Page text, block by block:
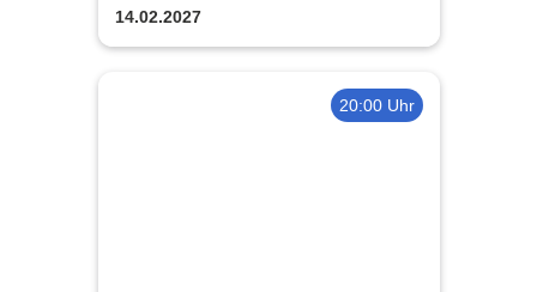
14.02.2027
20:00 Uhr